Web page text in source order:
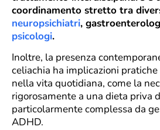
coordinamento stretto tra
neuropsichiatri,
psicologi.
Inoltre, la presenza
celiachia ha implicazioni
nella vita quotidiana, come la
rigorosamente a una dieta priva
particolarmente complessa da
ADHD.